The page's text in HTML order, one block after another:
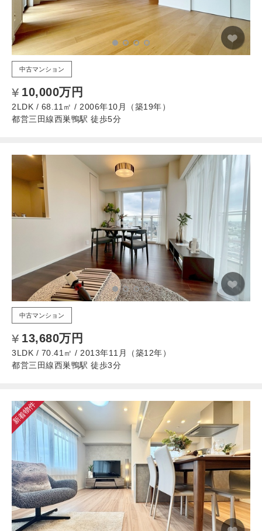
中古マンション
10,000万円
2LDK / 68.11㎡ / 2006年10月（築19年）
都営三田線西巣鴨駅 徒歩5分
中古マンション
13,680万円
3LDK / 70.41㎡ / 2013年11月（築12年）
都営三田線西巣鴨駅 徒歩3分
新着物件